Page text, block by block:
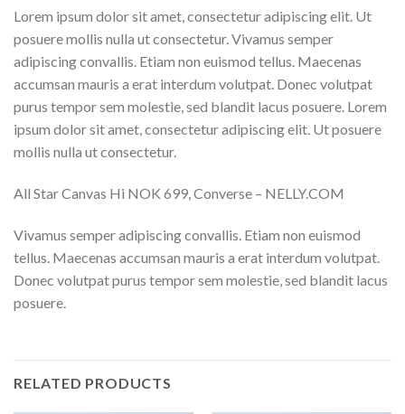
Lorem ipsum dolor sit amet, consectetur adipiscing elit. Ut
posuere mollis nulla ut consectetur. Vivamus semper
adipiscing convallis. Etiam non euismod tellus. Maecenas
accumsan mauris a erat interdum volutpat. Donec volutpat
purus tempor sem molestie, sed blandit lacus posuere. Lorem
ipsum dolor sit amet, consectetur adipiscing elit. Ut posuere
mollis nulla ut consectetur.
All Star Canvas Hi NOK 699, Converse – NELLY.COM
Vivamus semper adipiscing convallis. Etiam non euismod
tellus. Maecenas accumsan mauris a erat interdum volutpat.
Donec volutpat purus tempor sem molestie, sed blandit lacus
posuere.
RELATED PRODUCTS